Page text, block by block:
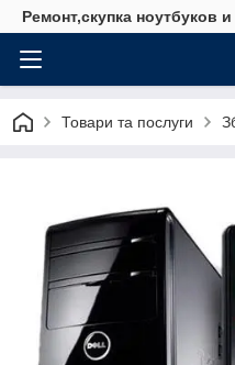
Ремонт,скупка ноутбуков
Товари та послуги